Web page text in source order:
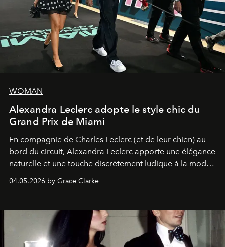
WOMAN
Alexandra Leclerc adopte le style chic du
Grand Prix de Miami
En compagnie de Charles Leclerc (et de leur chien) au
bord du circuit, Alexandra Leclerc apporte une élégance
naturelle et une touche discrètement ludique à la mode
de la Formule 1.
04.05.2026 by Grace Clarke